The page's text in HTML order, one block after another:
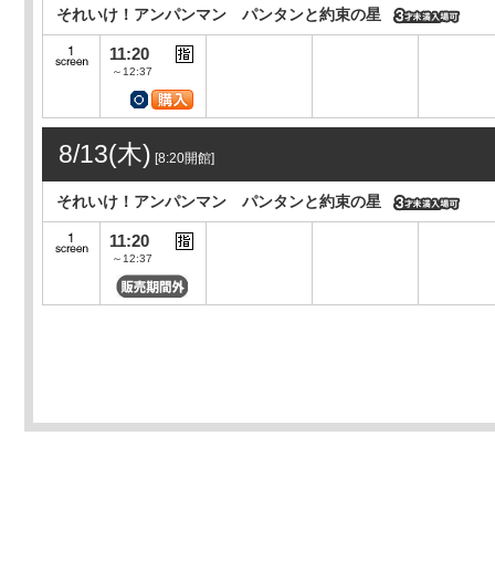
それいけ！アンパンマン パンタンと約束の星
11:20
～12:37
8/13(木) [8:20開館]
それいけ！アンパンマン パンタンと約束の星
11:20
～12:37